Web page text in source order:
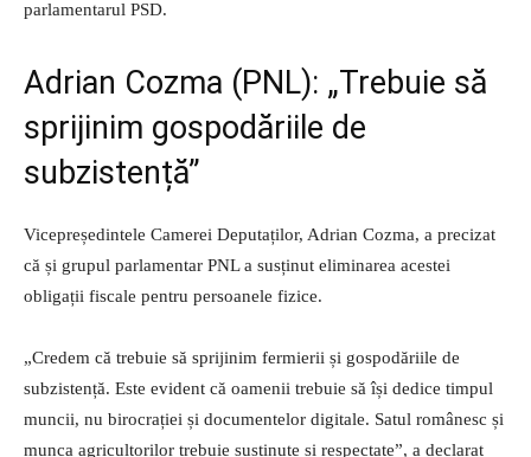
parlamentarul PSD.
Adrian Cozma (PNL): „Trebuie să
sprijinim gospodăriile de
subzistență”
Vicepreședintele Camerei Deputaților, Adrian Cozma, a precizat
că și grupul parlamentar PNL a susținut eliminarea acestei
obligații fiscale pentru persoanele fizice.
„Credem că trebuie să sprijinim fermierii și gospodăriile de
subzistență. Este evident că oamenii trebuie să își dedice timpul
muncii, nu birocrației și documentelor digitale. Satul românesc și
munca agricultorilor trebuie susținute și respectate”, a declarat